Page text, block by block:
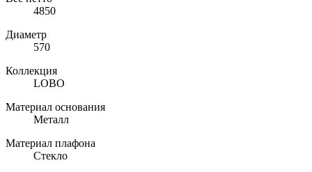
4850
Диаметр
570
Коллекция
LOBO
Материал основания
Металл
Материал плафона
Стекло